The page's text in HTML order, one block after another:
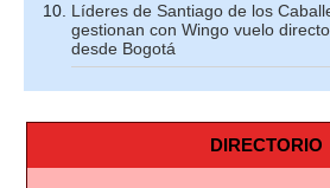
Líderes de Santiago de los
gestionan con Wingo vuelo directo
desde Bogotá
DIRECTORIO